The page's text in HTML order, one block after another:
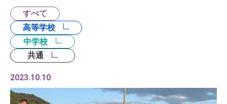
進路情報
入試・イベント情報
対象者別
すべて
高等学校
中学校
共通
2023.10.10